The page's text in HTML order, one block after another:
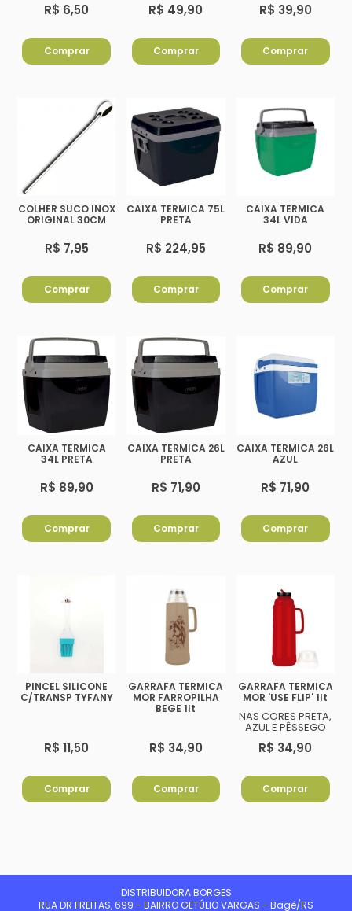
R$ 6,50
Comprar
R$ 49,90
Comprar
R$ 39,90
Comprar
COLHER SUCO INOX
ORIGINAL 30CM
R$ 7,95
Comprar
CAIXA TERMICA 75L
PRETA
R$ 224,95
Comprar
CAIXA TERMICA
34L VIDA
R$ 89,90
Comprar
CAIXA TERMICA
34L PRETA
R$ 89,90
Comprar
CAIXA TERMICA 26L
PRETA
R$ 71,90
Comprar
CAIXA TERMICA 26L
AZUL
R$ 71,90
Comprar
PINCEL SILICONE
C/TRANSP TYFANY
R$ 11,50
Comprar
GARRAFA TERMICA
MOR FARROPILHA
BEGE 1lt
R$ 34,90
Comprar
GARRAFA TERMICA
MOR 'USE FLIP' 1lt
NAS CORES PRETA,
AZUL E PÊSSEGO
R$ 34,90
Comprar
DISTRIBUIDORA BORGES
RUA DR FREITAS, 699 - BAIRRO GETÚLIO VARGAS - Bagé/RS